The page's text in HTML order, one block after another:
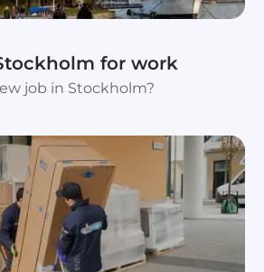
for work
job in Stockholm?